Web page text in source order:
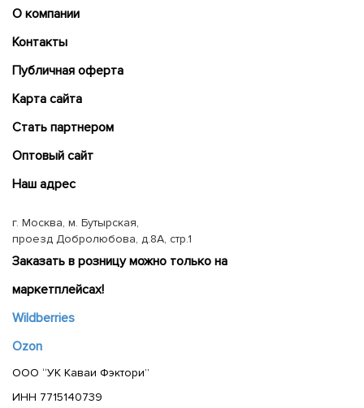
О компании
Контакты
Публичная оферта
Карта сайта
Cтать партнером
Оптовый сайт
Наш адрес
г. Москва, м. Бутырская,
проезд Добролюбова, д.8А, стр.1
Заказать в розницу можно только на
маркетплейсах!
Wildberries
Ozon
ООО “УК Каваи Фэктори”
ИНН 7715140739